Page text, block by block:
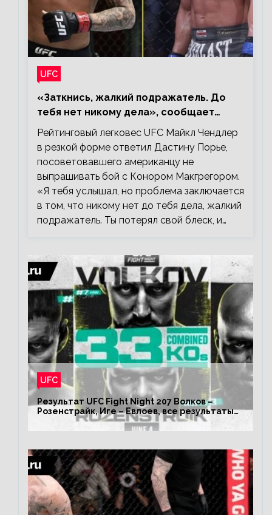
UFC
«Заткнись, жалкий подражатель. До
тебя нет никому дела», сообщает
Майкл Чендлер – о словах Порье
Рейтинговый легковес UFC Майкл Чендлер
в резкой форме ответил Дастину Порье,
посоветовавшего американцу не
выпрашивать бой с Конором Макгрегором.
«Я тебя услышал, но проблема заключается
в том, что никому нет до тебя дела, жалкий
подражатель. Ты потерял свой блеск, и…
UFC
Результат UFC Fight Night 207 Волков –
Розенстрайк, Иге – Евлоев, все результаты
турнира ЮФС ФН 207